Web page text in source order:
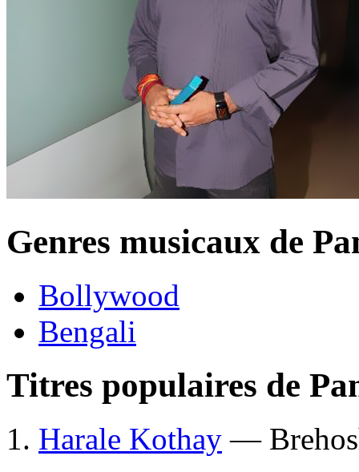
Genres musicaux de
Bollywood
Bengali
Titres populaires de
Harale Kothay —